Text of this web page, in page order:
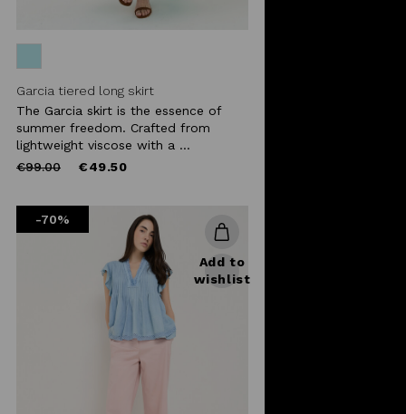
Garcia tiered long skirt
The Garcia skirt is the essence of
summer freedom. Crafted from
lightweight viscose with a ...
Price
€99.00to €49.50
-70%
Add to
wishlist